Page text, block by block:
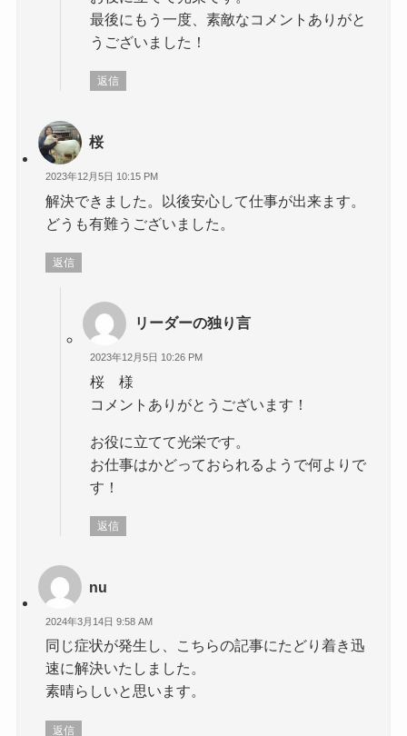
最後にもう一度、素敵なコメントありがと
うございました！
返信
桜
2023年12月5日 10:15 PM
解決できました。以後安心して仕事が出来ます。
どうも有難うございました。
返信
リーダーの独り言
2023年12月5日 10:26 PM
桜 様
コメントありがとうございます！
お役に立てて光栄です。
お仕事はかどっておられるようで何よりで
す！
返信
nu
2024年3月14日 9:58 AM
同じ症状が発生し、こちらの記事にたどり着き迅
速に解決いたしました。
素晴らしいと思います。
返信